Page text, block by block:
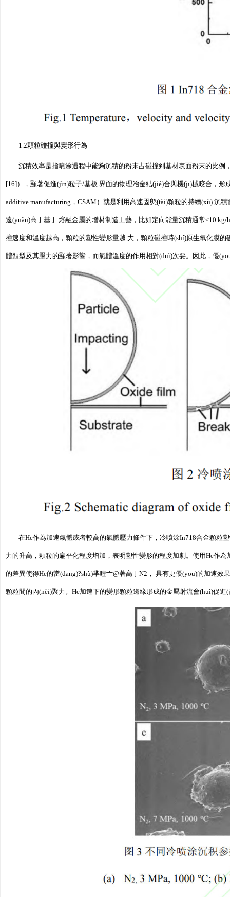
1.2顆粒碰撞與變形行為
沉積效率是指噴涂過程中能夠沉積的粉末占碰撞到基材表面粉末的比
[16]），顯著促進(jìn)粒子/基板 界面的物理冶金結(jié)合與機(jī)械咬合，形
additive manufacturing，CSAM）就是利用高速固態(tài)顆粒的持續(xù) 沉
遠(yuǎn)高于基于 熔融金屬的增材制造工藝，比如定向能量沉積通常≤10
撞速度和溫度越高，顆粒的塑性變形量越 大，顆粒碰撞時(shí)原生氧化膜
體類型及其壓力的顯著影響，而氣體溫度的作用相對(duì)次要。因此，優
在He作為加速氣體或者較高的氣體壓力條件下，冷噴涂In718合金顆粒
力的升高，顆粒的扁平化程度增加，表明塑性變形的程度加劇。使用He作
的差異使得He的當(dāng)?shù)芈曀亠@著高于N2， 具有更優(yōu)的加速
顆粒間的內(nèi)聚力。He加速下的變形顆粒邊緣形成的金屬射流會(huì)促